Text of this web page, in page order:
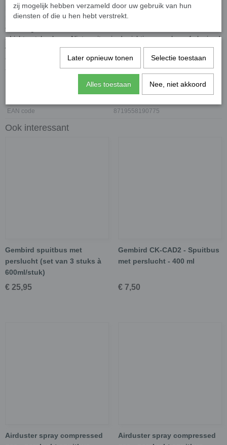
Let op!- Houder onder druk. Beschermen tegen de zon en niet
blootstellen aan een hogere temperatuur dan 50 graden celcius.
Ook na gebruik niet doorboren of verbranden.
- Licht ontvlambaar: Niet spuiten in de richting van vlam of gloeiend
voorwerp. Verwijderd houden van ontstekingsbronnen. Niet roken. -
Gas niet direct inademen
- Buiten bereik van kinderen bewaren
EAN code 8719558190775
Ook interessant
Gembird spuitbus met
perslucht (set van 3 stuks à
600ml/stuk)
€ 25,95
Gembird CK-CAD2 - Spuitbus
met perslucht - 400 ml
€ 7,50
Airduster spray compressed
Airduster spray compressed
zij mogelijk hebben verzameld door uw gebruik van hun
diensten of die u hen hebt verstrekt.
Later opnieuw tonen Selectie toestaan
Alles toestaan Nee, niet akkoord